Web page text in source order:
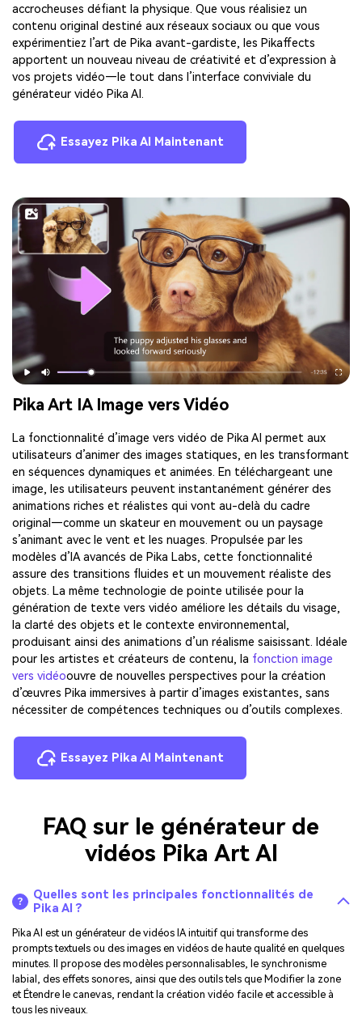
accrocheuses défiant la physique. Que vous réalisiez un
contenu original destiné aux réseaux sociaux ou que vous
expérimentiez l’art de Pika avant-gardiste, les Pikaffects
apportent un nouveau niveau de créativité et d’expression à
vos projets vidéo—le tout dans l’interface conviviale du
générateur vidéo Pika AI.
Essayez Pika AI Maintenant
Pika Art IA Image vers Vidéo
La fonctionnalité d’image vers vidéo de Pika AI permet aux
utilisateurs d’animer des images statiques, en les transformant
en séquences dynamiques et animées. En téléchargeant une
image, les utilisateurs peuvent instantanément générer des
animations riches et réalistes qui vont au-delà du cadre
original—comme un skateur en mouvement ou un paysage
s’animant avec le vent et les nuages. Propulsée par les
modèles d’IA avancés de Pika Labs, cette fonctionnalité
assure des transitions fluides et un mouvement réaliste des
objets. La même technologie de pointe utilisée pour la
génération de texte vers vidéo améliore les détails du visage,
la clarté des objets et le contexte environnemental,
produisant ainsi des animations d’un réalisme saisissant. Idéale
pour les artistes et créateurs de contenu, la fonction image
vers vidéoouvre de nouvelles perspectives pour la création
d’œuvres Pika immersives à partir d’images existantes, sans
nécessiter de compétences techniques ou d’outils complexes.
Essayez Pika AI Maintenant
FAQ sur le générateur de
vidéos Pika Art AI
Quelles sont les principales fonctionnalités de
Pika AI ?
Pika AI est un générateur de vidéos IA intuitif qui transforme des
prompts textuels ou des images en vidéos de haute qualité en quelques
minutes. Il propose des modèles personnalisables, le synchronisme
labial, des effets sonores, ainsi que des outils tels que Modifier la zone
et Étendre le canevas, rendant la création vidéo facile et accessible à
tous les niveaux.